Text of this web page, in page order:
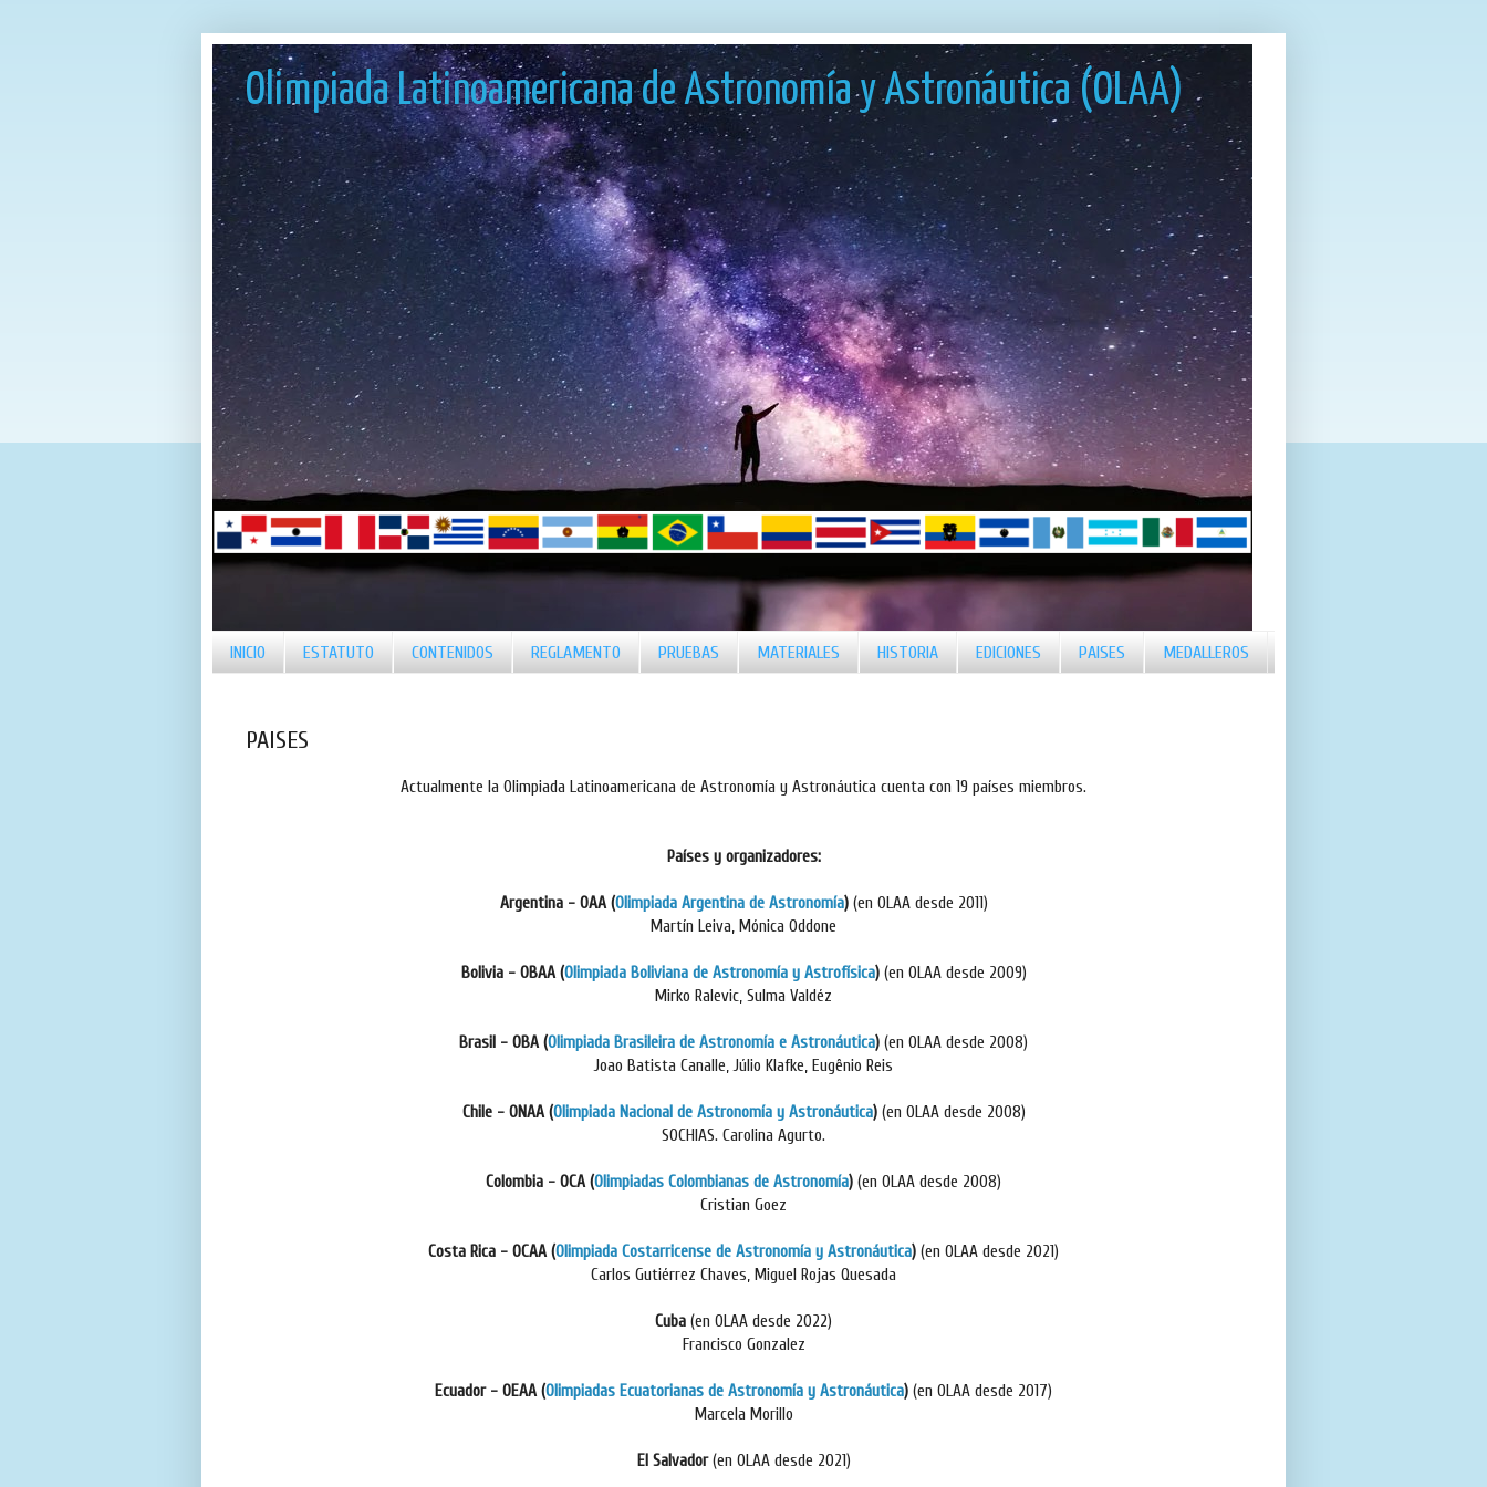
Olimpiada Latinoamericana de Astronomía y Astronáutica (OLAA)
INICIO ESTATUTO CONTENIDOS REGLAMENTO PRUEBAS MATERIALES HISTORIA EDICIONES PAISES MEDALLEROS
PAISES
Actualmente la Olimpiada Latinoamericana de Astronomía y Astronáutica cuenta con 19 países miembros.
Países y organizadores:
Argentina - OAA (Olimpiada Argentina de Astronomía)(en OLAA desde 2011)
Martín Leiva, Mónica Oddone
Bolivia - OBAA (Olimpiada Boliviana de Astronomía y Astrofísica)(en OLAA desde 2009)
Mirko Ralevic, Sulma Valdéz
Brasil - OBA (Olimpiada Brasileira de Astronomía e Astronáutica) (en OLAA desde 2008)
Joao Batista Canalle, Júlio Klafke, Eugênio Reis
Chile - ONAA (Olimpiada Nacional de Astronomía y Astronáutica)(en OLAA desde 2008)
SOCHIAS. Carolina Agurto.
Colombia - OCA (Olimpiadas Colombianas de Astronomía) (en OLAA desde 2008)
Cristian Goez
Costa Rica - OCAA (Olimpiada Costarricense de Astronomía y Astronáutica) (en OLAA desde 2021)
Carlos Gutiérrez Chaves, Miguel Rojas Quesada
Cuba (en OLAA desde 2022)
Francisco Gonzalez
Ecuador - OEAA (Olimpiadas Ecuatorianas de Astronomía y Astronáutica) (en OLAA desde 2017)
Marcela Morillo
El Salvador(en OLAA desde 2021)